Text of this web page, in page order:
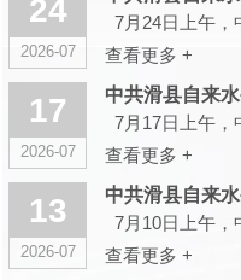
24
2026-07
查看更多 +
17
2026-07
查看更多 +
13
2026-07
查看更多 +